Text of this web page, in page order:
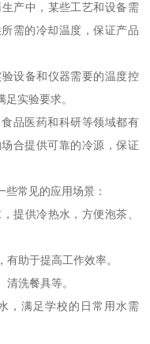
产中，某些工艺和设备需
需的冷却温度，保证产品
设备和仪器需要的温度控
实验要求。
品医药和科研等领域都有
合提供可靠的冷源，保证
常见的应用场景：
提供冷热水，方便泡茶、
助于提高工作效率。
洗餐具等。
，满足学校的日常用水需